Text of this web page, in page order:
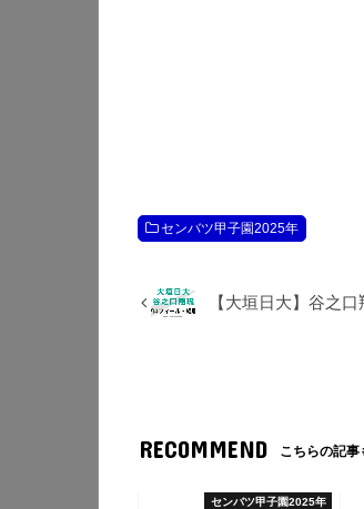
センバツ甲子園2025年
【大垣日大】谷之
RECOMMEND こちらの記事
センバツ甲子園2025年